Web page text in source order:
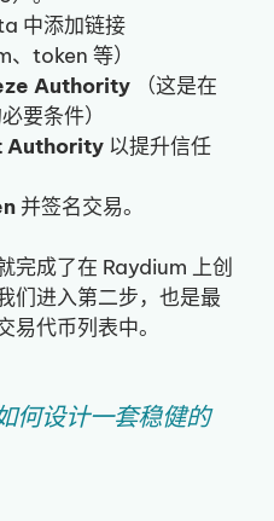
中添加链接
、token 等）
Authority （这是在
要条件）
Authority 以提升信任
并签名交易。
完成了在 Raydium 上创
们进入第二步，也是最
易代币列表中。
何设计一套稳健的